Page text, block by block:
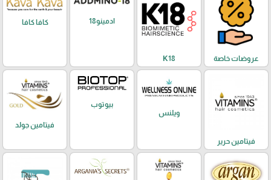
عروضات خاصة K18
ادمينو18 كافا كافا
فيتامين حرير
ويلنس
بيوتوب
فيتامين جولد